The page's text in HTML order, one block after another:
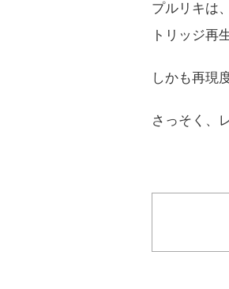
プルリキは
トリッジ再
しかも再現
さっそく、